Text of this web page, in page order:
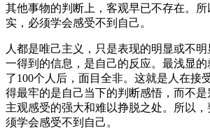
其他事物的判断上，客观早已不存在。
实，必须学会感受不到自己。
人都是唯己主义，只是表现的明显或不
一得到的信息，是自己的反应。最浅显
了100个人后，面目全非。这就是人在接
得最牢的是自己当下的判断感悟，而不
主观感受的强大和难以挣脱之处。所以
须学会感受不到自己。